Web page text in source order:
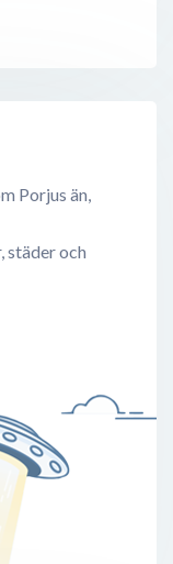
Porjus än,
städer och